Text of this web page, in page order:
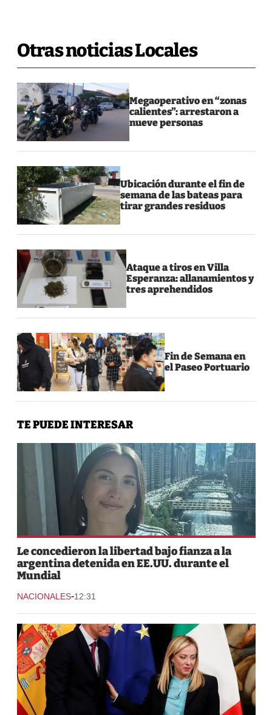
Otras noticias Locales
Megaoperativo en “zonas
calientes”: arrestaron a
nueve personas
Ubicación durante el fin de
semana de las bateas para
tirar grandes residuos
Ataque a tiros en Villa
Esperanza: allanamientos y
tres aprehendidos
Fin de Semana en
el Paseo Portuario
TE PUEDE INTERESAR
Le concedieron la libertad bajo fianza a la
argentina detenida en EE.UU. durante el
Mundial
NACIONALES-12:31